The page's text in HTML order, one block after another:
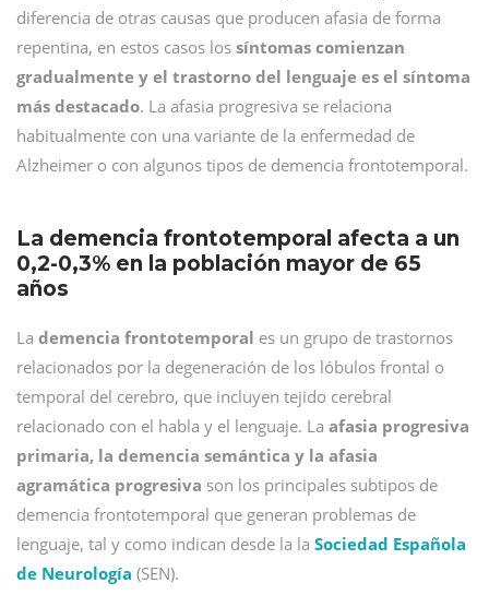
diferencia de otras causas que producen afasia de forma
repentina, en estos casos los síntomas comienzan
gradualmente y el trastorno del lenguaje es el síntoma
más destacado. La afasia progresiva se relaciona
habitualmente con una variante de la enfermedad de
Alzheimer o con algunos tipos de demencia frontotemporal.
La demencia frontotemporal afecta a un
0,2-0,3% en la población mayor de 65
años
La demencia frontotemporal es un grupo de trastornos
relacionados por la degeneración de los lóbulos frontal o
temporal del cerebro, que incluyen tejido cerebral
relacionado con el habla y el lenguaje. La afasia progresiva
primaria, la demencia semántica y la afasia
agramática progresiva son los principales subtipos de
demencia frontotemporal que generan problemas de
lenguaje, tal y como indican desde la la Sociedad Española
de Neurología (SEN).